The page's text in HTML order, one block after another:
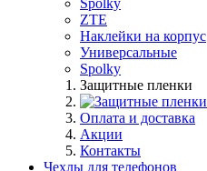
Spolky
ZTE
Наклейки на корпус
Универсальные
Spolky
Защитные пленки
Оплата и доставка
Акции
Контакты
Чехлы для телефонов